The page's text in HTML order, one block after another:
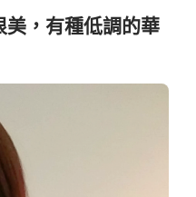
美，有種低調的華